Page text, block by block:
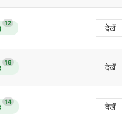
12 देखें
16 देखें
14 देखें